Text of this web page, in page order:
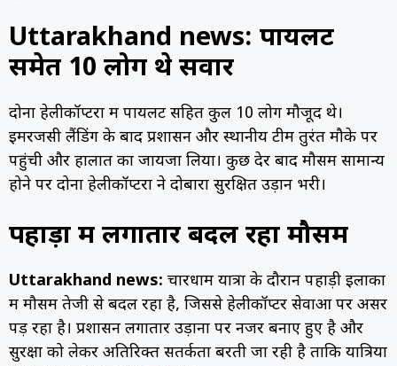
Uttarakhand news: पायलट
समेत 10 लोग थे सवार
दोनों हेलीकॉप्टरों में पायलट सहित कुल 10 लोग मौजूद थे।
इमरजेंसी लैंडिंग के बाद प्रशासन और स्थानीय टीम तुरंत मौके पर
पहुंची और हालात का जायजा लिया। कुछ देर बाद मौसम सामान्य
होने पर दोनों हेलीकॉप्टरों ने दोबारा सुरक्षित उड़ान भरी।
पहाड़ों में लगातार बदल रहा मौसम
Uttarakhand news: चारधाम यात्रा के दौरान पहाड़ी इलाकों
में मौसम तेजी से बदल रहा है, जिससे हेलीकॉप्टर सेवाओं पर असर
पड़ रहा है। प्रशासन लगातार उड़ानों पर नजर बनाए हुए है और
सुरक्षा को लेकर अतिरिक्त सतर्कता बरती जा रही है ताकि यात्रियों